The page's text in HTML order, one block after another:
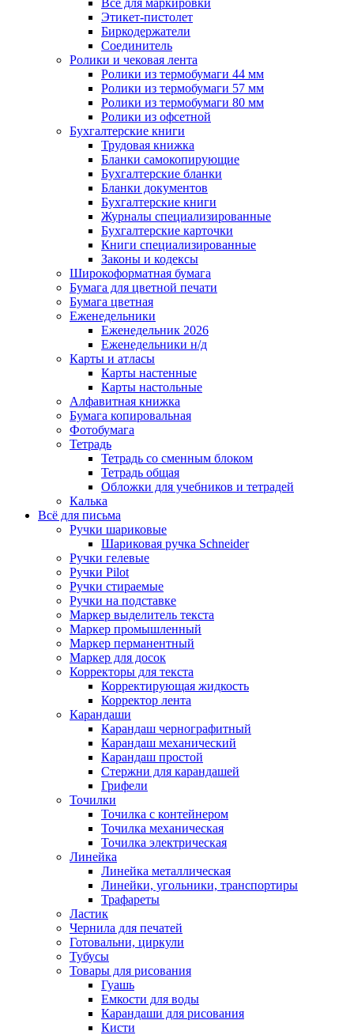
Все для маркировки
Этикет-пистолет
Биркодержатели
Соединитель
Ролики и чековая лента
Ролики из термобумаги 44 мм
Ролики из термобумаги 57 мм
Ролики из термобумаги 80 мм
Ролики из офсетной
Бухгалтерские книги
Трудовая книжка
Бланки самокопирующие
Бухгалтерские бланки
Бланки документов
Бухгалтерские книги
Журналы специализированные
Бухгалтерские карточки
Книги специализированные
Законы и кодексы
Широкоформатная бумага
Бумага для цветной печати
Бумага цветная
Еженедельники
Еженедельник 2026
Еженедельники н/д
Карты и атласы
Карты настенные
Карты настольные
Алфавитная книжка
Бумага копировальная
Фотобумага
Тетрадь
Тетрадь со сменным блоком
Тетрадь общая
Обложки для учебников и тетрадей
Калька
Всё для письма
Ручки шариковые
Шариковая ручка Schneider
Ручки гелевые
Ручки Pilot
Ручки стираемые
Ручки на подставке
Маркер выделитель текста
Маркер промышленный
Маркер перманентный
Маркер для досок
Корректоры для текста
Корректирующая жидкость
Корректор лента
Карандаши
Карандаш чернографитный
Карандаш механический
Карандаш простой
Стержни для карандашей
Грифели
Точилки
Точилка с контейнером
Точилка механическая
Точилка электрическая
Линейка
Линейка металлическая
Линейки, угольники, транспортиры
Трафареты
Ластик
Чернила для печатей
Готовальни, циркули
Тубусы
Товары для рисования
Гуашь
Емкости для воды
Карандаши для рисования
Кисти